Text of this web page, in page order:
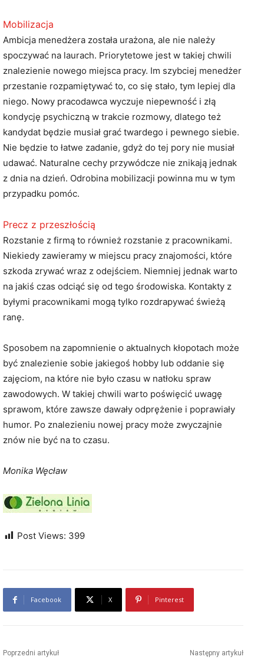
Mobilizacja
Ambicja menedżera została urażona, ale nie należy
spoczywać na laurach. Priorytetowe jest w takiej chwili
znalezienie nowego miejsca pracy. Im szybciej menedżer
przestanie rozpamiętywać to, co się stało, tym lepiej dla
niego. Nowy pracodawca wyczuje niepewność i złą
kondycję psychiczną w trakcie rozmowy, dlatego też
kandydat będzie musiał grać twardego i pewnego siebie.
Nie będzie to łatwe zadanie, gdyż do tej pory nie musiał
udawać. Naturalne cechy przywódcze nie znikają jednak
z dnia na dzień. Odrobina mobilizacji powinna mu w tym
przypadku pomóc.
Precz z przeszłością
Rozstanie z firmą to również rozstanie z pracownikami.
Niekiedy zawieramy w miejscu pracy znajomości, które
szkoda zrywać wraz z odejściem. Niemniej jednak warto
na jakiś czas odciąć się od tego środowiska. Kontakty z
byłymi pracownikami mogą tylko rozdrapywać świeżą
ranę.
Sposobem na zapomnienie o aktualnych kłopotach może
być znalezienie sobie jakiegoś hobby lub oddanie się
zajęciom, na które nie było czasu w natłoku spraw
zawodowych. W takiej chwili warto poświęcić uwagę
sprawom, które zawsze dawały odprężenie i poprawiały
humor. Po znalezieniu nowej pracy może zwyczajnie
znów nie być na to czasu.
Monika Węcław
Post Views: 399
Facebook X Pinterest
Poprzedni artykuł Następny artykuł